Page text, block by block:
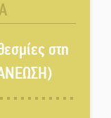
«φωτιά» στην
3ο Τουρνουά
στη